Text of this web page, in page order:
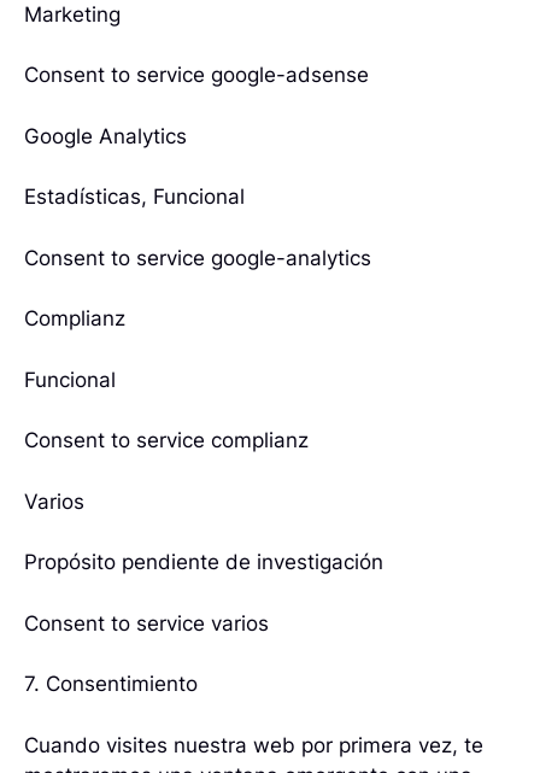
Marketing
Consent to service google-adsense
Google Analytics
Estadísticas, Funcional
Consent to service google-analytics
Complianz
Funcional
Consent to service complianz
Varios
Propósito pendiente de investigación
Consent to service varios
7. Consentimiento
Cuando visites nuestra web por primera vez, te